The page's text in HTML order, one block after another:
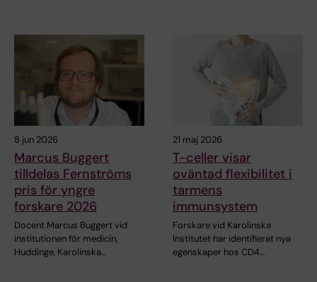
8 jun 2026
Marcus Buggert
tilldelas Fernströms
pris för yngre
forskare 2026
Docent Marcus Buggert vid
institutionen för medicin,
Huddinge, Karolinska…
21 maj 2026
T-celler visar
oväntad flexibilitet i
tarmens
immunsystem
Forskare vid Karolinska
Institutet har identifierat nya
egenskaper hos CD4…